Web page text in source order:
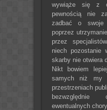
wywiąże się z
pewnością nie
zadbać o
poprzez
przez
niech
skarby nie otwiera
Nikt bowiem
samych niż my
przestrzeniach
bezwzględnie
ewentualnych